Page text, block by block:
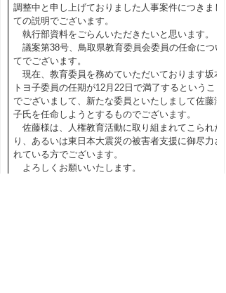
調整中と申し上げておりました人事案件につきまし
ての説明でございます。
執行部資料をごらんいただきたいと思います。
議案第38号、鳥取県教育委員会委員の任命につい
てでございます。
現在、教育委員を務めていただいております坂本
トヨ子委員の任期が12月22日で満了するということ
でございまして、新たな委員といたしまして佐藤淳
子氏を任命しようとするものでございます。
佐藤様は、人権教育活動に取り組まれてこられた
り、あるいは東日本大震災の被害者支援に御尽力さ
れている方でございます。
よろしくお願いいたします。